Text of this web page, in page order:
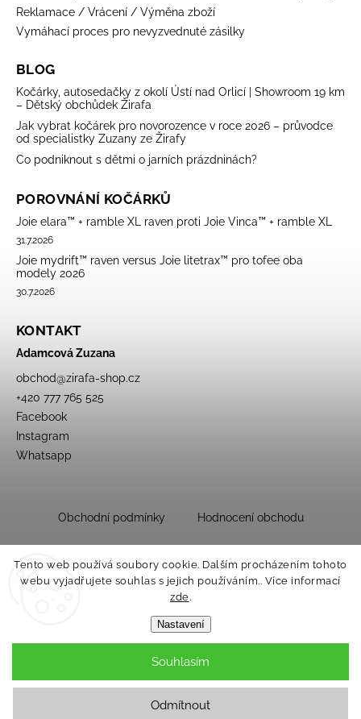
Tento web používá soubory cookie. Dalším procházením tohoto
webu vyjadřujete souhlas s jejich používáním.. Více informací
zde.
Nastavení
Odmítnout
Souhlasím
Reklamace / Vrácení / Výměna zboží
Vymáhací proces pro nevyzvednuté zásilky
BLOG
Kočárky, autosedačky z okolí Ústí nad Orlicí | Showroom 19 km
– Dětský obchůdek Žirafa
Jak vybrat kočárek pro novorozence v roce 2026 – průvodce
od specialistky Zuzany ze Žirafy
Co podniknout s dětmi o jarních prázdninách?
POROVNÁNÍ KOČÁRKŮ
Joie elara™ + ramble XL raven proti Joie Vinca™ + ramble XL
31.7.2026
Joie mydrift™ raven versus Joie litetrax™ pro tofee oba
modely 2026
30.7.2026
KONTAKT
Adamcová Zuzana
obchod@zirafa-shop.cz
+420 777 765 525
Facebook
Instagram
Whatsapp
Obchodní podmínky Hodnocení obchodu
Copyright 2026Dětský obchůdek Žirafa. Všechna práva vyhrazena.
Upravit nastavení cookies